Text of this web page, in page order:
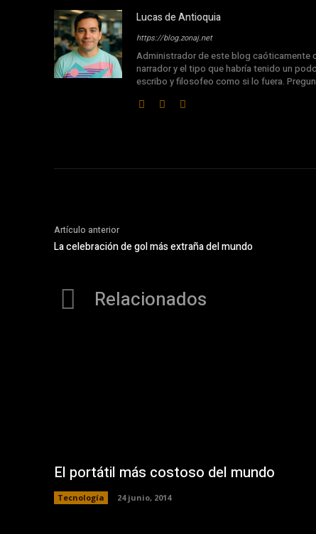
Lucas de Antioquia
https://blog.zonaj.net
Administrador de este blog caóticamente
narrador y el tipo que habría tenido un
escribo y filosofeo como si lo fuera.
Artículo anterior
La celebración de gol más extraña del mundo
Relacionados
El portátil más costoso del mundo
Tecnología 24 junio, 2014